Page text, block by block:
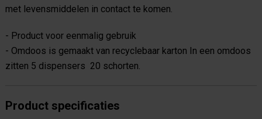
met levensmiddelen in contact te komen.
- Product voor eenmalig gebruik
- Omdoos is gemaakt van recyclebaar karton In een omdoos
zitten 5 dispensers 20 schorten.
Product specificaties